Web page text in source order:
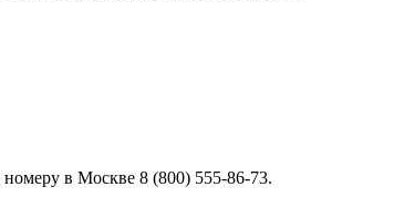
в Москве 8 (800) 555-86-73.